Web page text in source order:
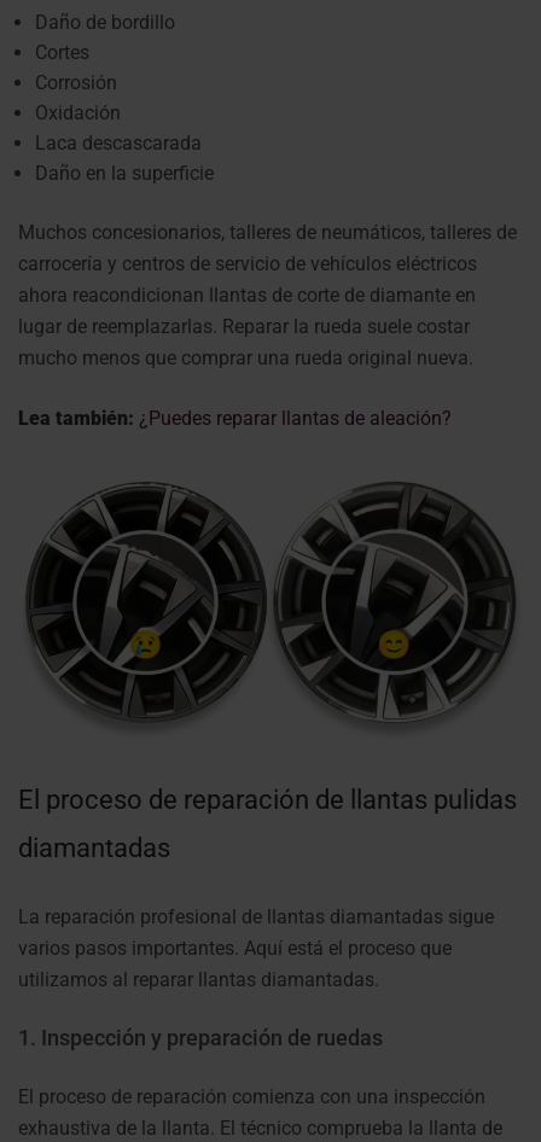
Daño de bordillo
Cortes
Corrosión
Oxidación
Laca descascarada
Daño en la superficie
Muchos concesionarios, talleres de neumáticos, talleres de
carrocería y centros de servicio de vehículos eléctricos
ahora reacondicionan llantas de corte de diamante en
lugar de reemplazarlas. Reparar la rueda suele costar
mucho menos que comprar una rueda original nueva.
Lea también: ¿Puedes reparar llantas de aleación?
El proceso de reparación de llantas pulidas
diamantadas
La reparación profesional de llantas diamantadas sigue
varios pasos importantes. Aquí está el proceso que
utilizamos al reparar llantas diamantadas.
1. Inspección y preparación de ruedas
El proceso de reparación comienza con una inspección
exhaustiva de la llanta. El técnico comprueba la llanta de